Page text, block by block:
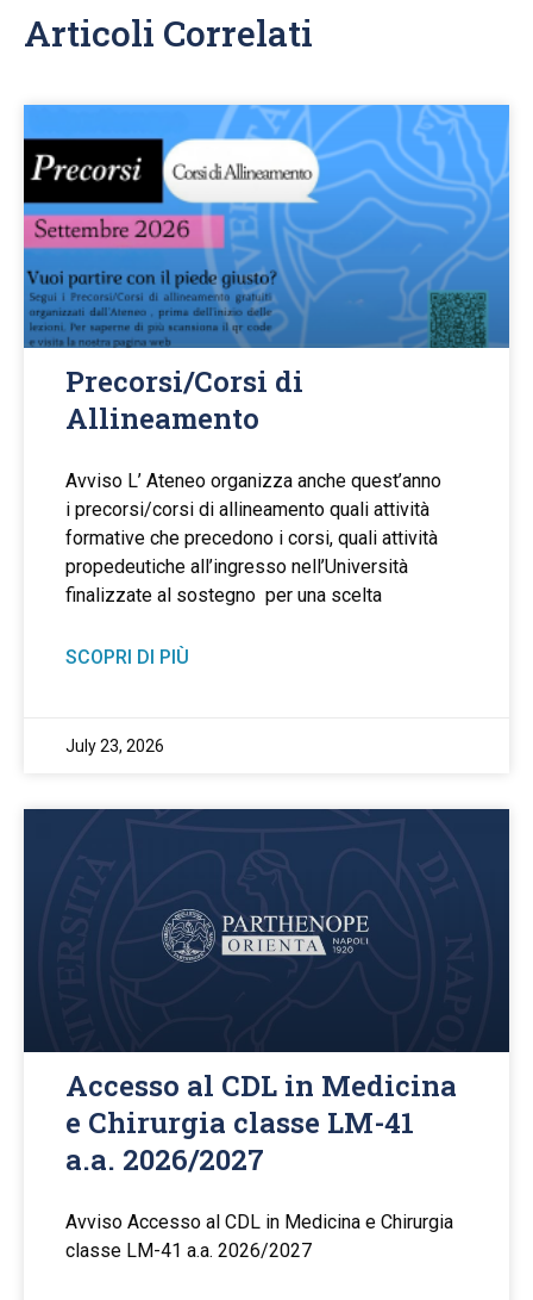
Articoli Correlati
Precorsi/Corsi di
Allineamento
Avviso L’ Ateneo organizza anche quest’anno
i precorsi/corsi di allineamento quali attività
formative che precedono i corsi, quali attività
propedeutiche all’ingresso nell’Università
finalizzate al sostegno per una scelta
SCOPRI DI PIÙ
July 23, 2026
Accesso al CDL in Medicina
e Chirurgia classe LM-41
a.a. 2026/2027
Avviso Accesso al CDL in Medicina e Chirurgia
classe LM-41 a.a. 2026/2027